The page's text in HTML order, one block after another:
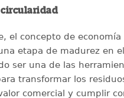
circularidad
el concepto de
etapa de madurez en
ser una de las
transformar los
comercial y cumplir